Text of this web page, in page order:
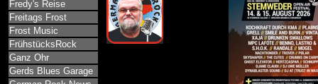
Fredy's Reise
Freitags Frost
Frost Music
FrühstücksRock
Ganz Ohr
Gerds Blues Garage